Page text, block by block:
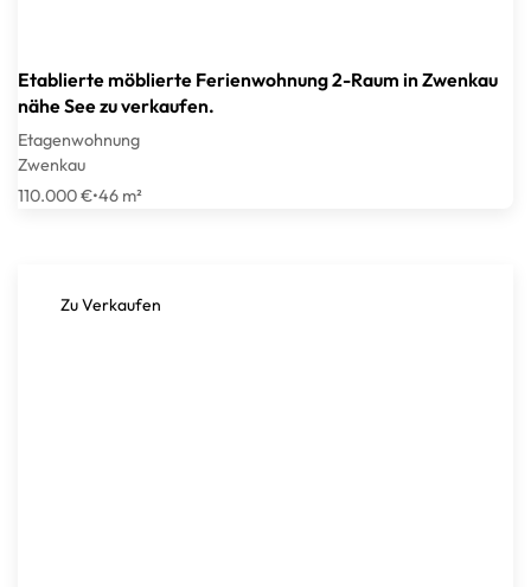
Etablierte möblierte Ferienwohnung 2-Raum in Zwenkau
nähe See zu verkaufen.
Etagenwohnung
Zwenkau
110.000 €•46 m²
Zu Verkaufen